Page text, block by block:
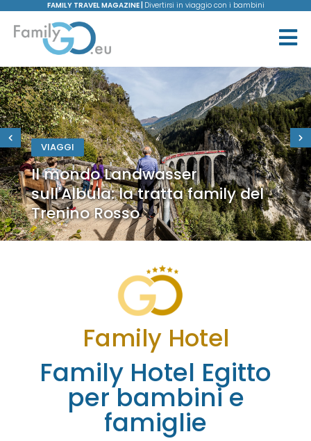
FAMILY TRAVEL MAGAZINE | Divertirsi in viaggio con i bambini
VIAGGI
Il mondo Landwasser
sull'Albula: la tratta family del
Trenino Rosso
Family Hotel
Family Hotel Egitto
per bambini e
famiglie